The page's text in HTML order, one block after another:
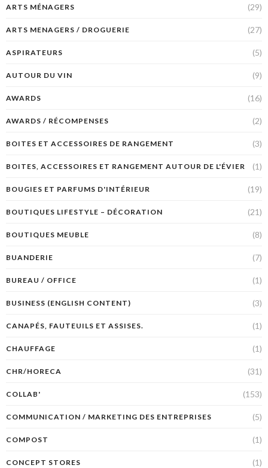
ARTS MÉNAGERS (29)
ARTS MENAGERS / DROGUERIE (27)
ASPIRATEURS (5)
AUTOUR DU VIN (9)
AWARDS (16)
AWARDS / RÉCOMPENSES (2)
BOITES ET ACCESSOIRES DE RANGEMENT (3)
BOITES, ACCESSOIRES ET RANGEMENT AUTOUR DE L'ÉVIER (1)
BOUGIES ET PARFUMS D'INTÉRIEUR (19)
BOUTIQUES LIFESTYLE – DÉCORATION (21)
BOUTIQUES MEUBLE (8)
BUANDERIE (7)
BUREAU / OFFICE (1)
BUSINESS (ENGLISH CONTENT) (3)
CANAPÉS, FAUTEUILS ET ASSISES. (1)
CHAUFFAGE (1)
CHR/HORECA (31)
COLLAB' (153)
COMMUNICATION / MARKETING DES ENTREPRISES (5)
COMPOST (1)
CONCEPT STORES (1)